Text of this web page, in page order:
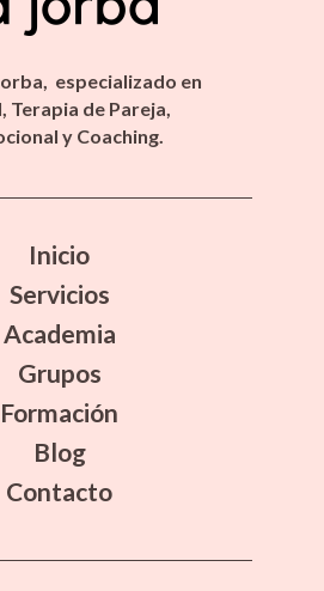
especializado en
Terapia de Pareja,
y Coaching.
Inicio
Servicios
Academia
Grupos
Formación
Blog
Contacto